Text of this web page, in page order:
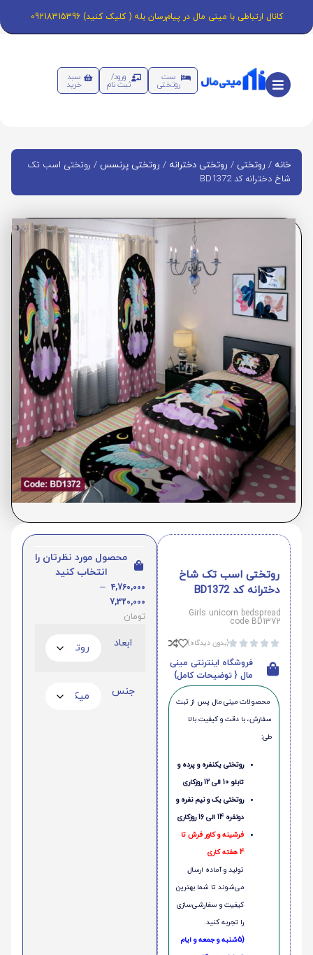
کانال ارتباطی با مینی مال در پیام‌رسان بله ( کلیک کنید) 09218315396
ست
روتختی
ورود/
ثبت نام
سبد
خرید
خانه / روتختی / روتختی دخترانه / روتختی پرنسس / روتختی اسب تک
شاخ دخترانه کد BD1372
روتختی اسب تک شاخ
دخترانه کد BD1372
Girls unicorn bedspread
code BD1372




(بدون دیدگاه)
فروشگاه اینترنتی مینی
مال { توضیحات کامل}
محصولات مینی‌ مال پس از ثبت
سفارش، با دقت و کیفیت بالا
طی:
روتختی یکنفره و پرده و
تابلو 10 الی 12 روزکاری
روتختی یک و نیم نفره و
دونفره 14 الی 16 روزکاری
فرشینه و کاور فرش تا
4 هفته کاری
تولید و آماده ارسال
می‌شوند تا شما بهترین
کیفیت و سفارشی‌سازی
را تجربه کنید.
(5شنبه و جمعه و ایام
محصول مورد نظرتان را
انتخاب کنید
4,760,000
–
7,320,000
تومان
ابعاد
جنس